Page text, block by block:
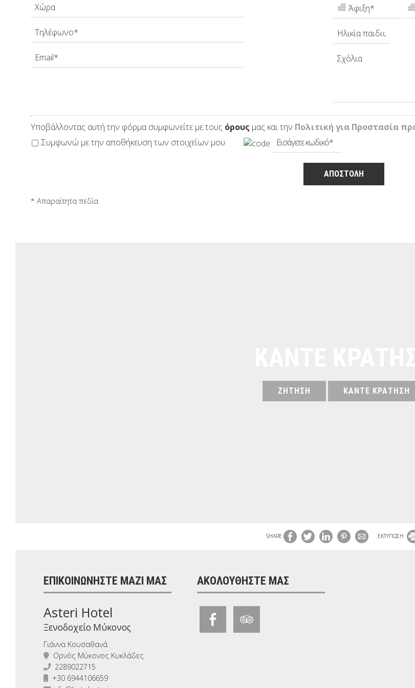
ΖΉΤΗΣΗ
ΕΠΙΚΟΙΝΩΝΊΑ
Υποβάλλοντας αυτή την φόρμα συμφωνείτε με τους όρους μας και την Πολιτική για Προστασία
Συμφωνώ με την αποθήκευση των στοιχείων μου
ΑΠΟΣΤΟΛΉ
* Απαραίτητα πεδία
ΖΉΤΗΣΗ ΚΆΝΤΕ ΚΡΆΤΗΣΗ
SHARE ΕΚΤΥΠΩΣΗ
ΕΠΙΚΟΙΝΩΝΉΣΤΕ ΜΑΖΊ ΜΑΣ
Asteri Hotel
Ξενοδοχείο Μύκονος
Γιάννα Κουσαθανά
Ορνός Μύκονος Κυκλάδες
2289022715
+30 6944106659
ΑΚΟΛΟΥΘΉΣΤΕ ΜΑΣ